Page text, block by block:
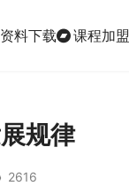
资料下载 课程加盟
规律
2616